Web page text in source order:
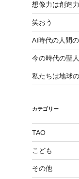
想像力は創造力
笑おう
AI時代の人間
今の時代の聖人
私たちは地球
カテゴリー
TAO
こども
その他